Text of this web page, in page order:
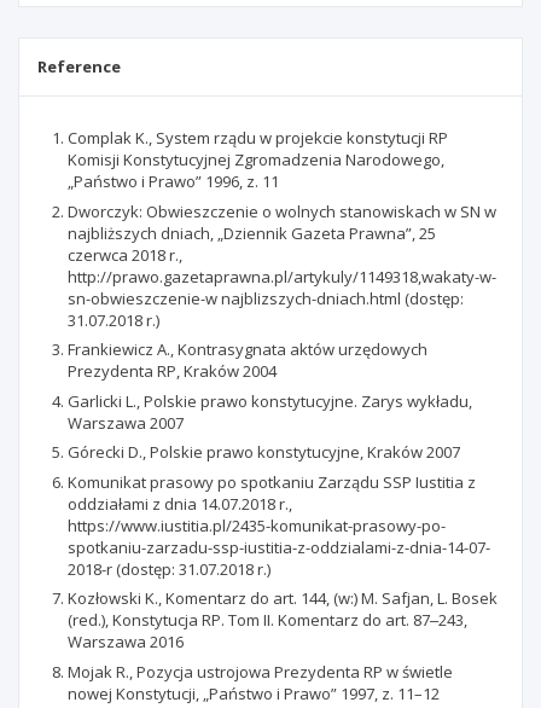
Reference
Complak K., System rządu w projekcie konstytucji RP
Komisji Konstytucyjnej Zgromadzenia Narodowego,
„Państwo i Prawo” 1996, z. 11
Dworczyk: Obwieszczenie o wolnych stanowiskach w SN w
najbliższych dniach, „Dziennik Gazeta Prawna”, 25
czerwca 2018 r.,
http://prawo.gazetaprawna.pl/artykuly/1149318,wakaty-w-
sn-obwieszczenie-w najblizszych-dniach.html (dostęp:
31.07.2018 r.)
Frankiewicz A., Kontrasygnata aktów urzędowych
Prezydenta RP, Kraków 2004
Garlicki L., Polskie prawo konstytucyjne. Zarys wykładu,
Warszawa 2007
Górecki D., Polskie prawo konstytucyjne, Kraków 2007
Komunikat prasowy po spotkaniu Zarządu SSP Iustitia z
oddziałami z dnia 14.07.2018 r.,
https://www.iustitia.pl/2435-komunikat-prasowy-po-
spotkaniu-zarzadu-ssp-iustitia-z-oddzialami-z-dnia-14-07-
2018-r (dostęp: 31.07.2018 r.)
Kozłowski K., Komentarz do art. 144, (w:) M. Safjan, L. Bosek
(red.), Konstytucja RP. Tom II. Komentarz do art. 87‒243,
Warszawa 2016
Mojak R., Pozycja ustrojowa Prezydenta RP w świetle
nowej Konstytucji, „Państwo i Prawo” 1997, z. 11–12